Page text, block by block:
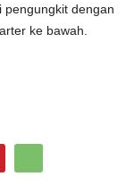
pengungkit dengan
ke bawah.